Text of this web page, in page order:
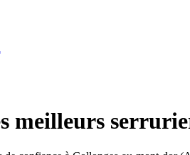
meilleurs